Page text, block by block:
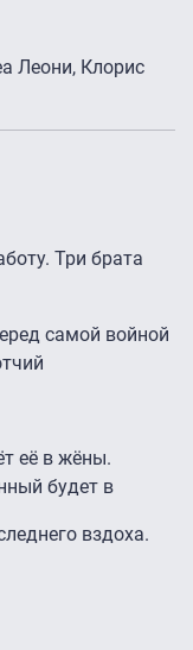
Леони, Клорис
Три брата
самой войной
её в жёны.
будет в
вздоха.